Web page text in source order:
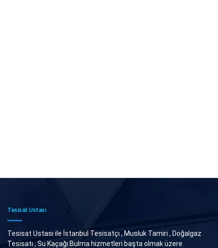
Tesisat Ustası
Tesisat Ustası ile İstanbul Tesisatçı , Musluk Tamiri , Doğalgaz
Tesisatı , Su Kaçağı Bulma hizmetleri başta olmak üzere